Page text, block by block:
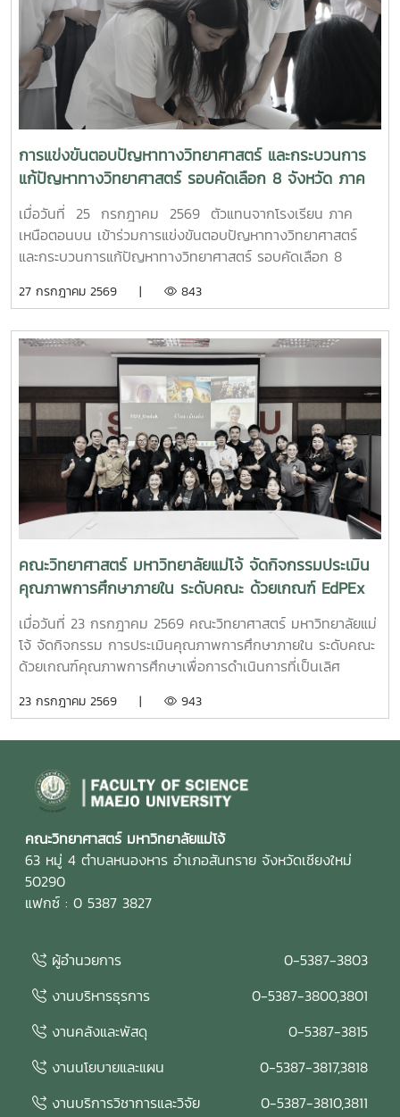
การแข่งขันตอบปัญหาทางวิทยาศาสตร์ และกระบวนการ
แก้ปัญหาทางวิทยาศาสตร์ รอบคัดเลือก 8 จังหวัด ภาค
เหนือตอนบน
เมื่อวันที่ 25 กรกฎาคม 2569 ตัวแทนจากโรงเรียน ภาค
เหนือตอนบน เข้าร่วมการแข่งขันตอบปัญหาทางวิทยาศาสตร์
และกระบวนการแก้ปัญหาทางวิทยาศาสตร์ รอบคัดเลือก 8
เทคโนโลยีแห่งชาติ และสัปดาห์วิทยาศาสตร์ แห่งชาติ ประจำปี
27 กรกฎาคม 2569 | 843
คณะวิทยาศาสตร์ มหาวิทยาลัยแม่โจ้ จัดกิจกรรมประเมิน
คุณภาพการศึกษาภายใน ระดับคณะ ด้วยเกณฑ์ EdPEx
ประจำปีการศึกษา 2568
เมื่อวันที่ 23 กรกฎาคม 2569 คณะวิทยาศาสตร์ มหาวิทยาลัยแม่
โจ้ จัดกิจกรรม การประเมินคุณภาพการศึกษาภายใน ระดับคณะ
ด้วยเกณฑ์คุณภาพการศึกษาเพื่อการดำเนินการที่เป็นเลิศ
EdPEx) ประจำปีการศึกษา 2568 เพื่อทบทวนผลการดำเนินงาน
องค์กรและการจัดการศึกษาอย่างยั่งยืน ในการนี้ คณะกรรมการ
ประเมินคุณภาพการศึกษาภายใน ได้ร่วมดำเนินการ วิพากษ์และ
ให้ข้อเสนอแนะต่อรายงานผลการดำเนินการเพื่อความเป็นเลิศ
(EdPEx Report) โดยพิจารณาความครบถ้วน ความเชื่อมโยง
และความสอดคล้องของผลการดำเนินงานในทุกหมวดของเกณฑ์
EdPEx พร้อมแลกเปลี่ยนข้อคิดเห็นและแนวทางการพัฒนา เพื่อ
ยกระดับคุณภาพของรายงานและเตรียมความพร้อมสำหรับการ
ดร.รัชพล สันติวรากร ประธานกรรมการ คณบดีคณะ
วิศวกรรมศาสตร์ มหาวิทยาลัยขอนแก่น ผู้ช่วยศาสตราจารย์ตะวัน
ฉาย โพธิ์หอม กรรมการ คณะวิศวกรรมศาสตร์ มหาวิทยาลัย
อุบลราชธานี นางสาวศิรินยา อ้นแก้ว เลขานุการ คณะเทคโนโลยี
กิจกรรมในครั้งนี้สะท้อนถึงความมุ่งมั่นของคณะวิทยาศาสตร์
มหาวิทยาลัยแม่โจ้ ในการพัฒนาระบบประกันคุณภาพการศึกษา
23 กรกฎาคม 2569 | 943
คณะวิทยาศาสตร์ มหาวิทยาลัยแม่โจ้
63 หมู่ 4 ตำบลหนองหาร อำเภอสันทราย จังหวัดเชียงใหม่
50290
แฟกซ์ : 0 5387 3827
ผู้อำนวยการ
0-5387-3803
งานบริหารธุรการ
0-5387-3800,3801
งานคลังและพัสดุ
0-5387-3815
งานนโยบายและแผน
0-5387-3817,3818
งานบริการวิชาการและวิจัย
0-5387-3810,3811